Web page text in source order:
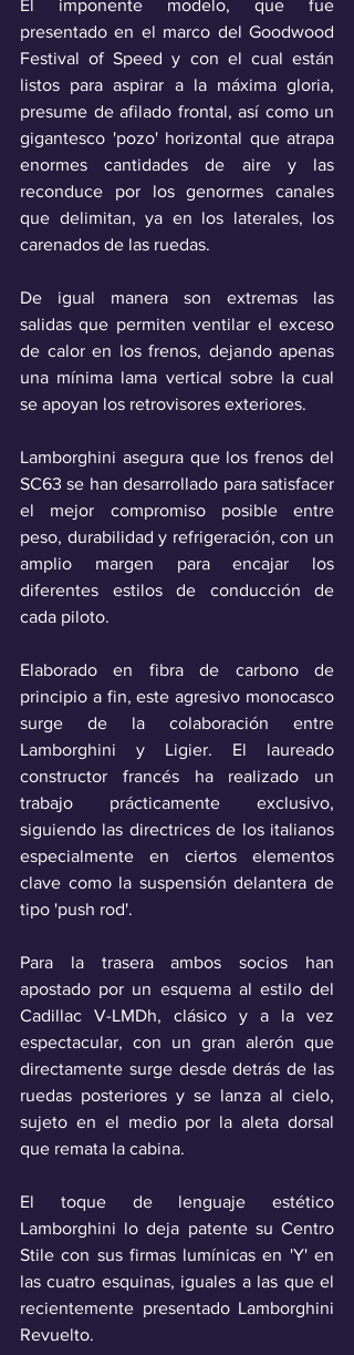
El imponente modelo, que fue
presentado en el marco del Goodwood
Festival of Speed y con el cual están
listos para aspirar a la máxima gloria,
presume de afilado frontal, así como un
gigantesco 'pozo' horizontal que atrapa
enormes cantidades de aire y las
reconduce por los genormes canales
que delimitan, ya en los laterales, los
carenados de las ruedas.
De igual manera son extremas las
salidas que permiten ventilar el exceso
de calor en los frenos, dejando apenas
una mínima lama vertical sobre la cual
se apoyan los retrovisores exteriores.
Lamborghini asegura que los frenos del
SC63 se han desarrollado para satisfacer
el mejor compromiso posible entre
peso, durabilidad y refrigeración, con un
amplio margen para encajar los
diferentes estilos de conducción de
cada piloto.
Elaborado en fibra de carbono de
principio a fin, este agresivo monocasco
surge de la colaboración entre
Lamborghini y Ligier. El laureado
constructor francés ha realizado un
trabajo prácticamente exclusivo,
siguiendo las directrices de los italianos
especialmente en ciertos elementos
clave como la suspensión delantera de
tipo 'push rod'.
Para la trasera ambos socios han
apostado por un esquema al estilo del
Cadillac V-LMDh, clásico y a la vez
espectacular, con un gran alerón que
directamente surge desde detrás de las
ruedas posteriores y se lanza al cielo,
sujeto en el medio por la aleta dorsal
que remata la cabina.
El toque de lenguaje estético
Lamborghini lo deja patente su Centro
Stile con sus firmas lumínicas en 'Y' en
las cuatro esquinas, iguales a las que el
recientemente presentado Lamborghini
Revuelto.